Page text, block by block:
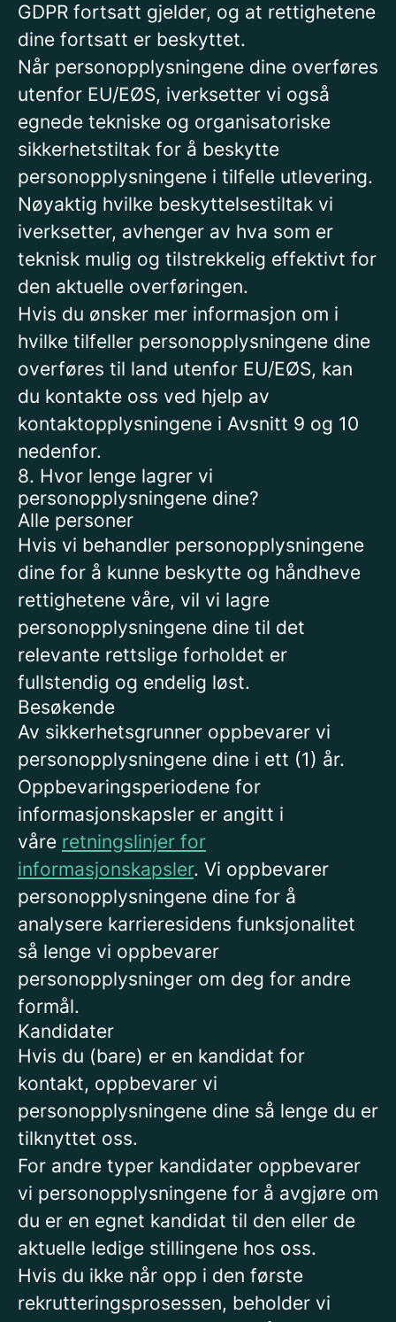
GDPR fortsatt gjelder, og at rettighetene
dine fortsatt er beskyttet.
Når personopplysningene dine overføres
utenfor EU/EØS, iverksetter vi også
egnede tekniske og organisatoriske
sikkerhetstiltak for å beskytte
personopplysningene i tilfelle utlevering.
Nøyaktig hvilke beskyttelsestiltak vi
iverksetter, avhenger av hva som er
teknisk mulig og tilstrekkelig effektivt for
den aktuelle overføringen.
Hvis du ønsker mer informasjon om i
hvilke tilfeller personopplysningene dine
overføres til land utenfor EU/EØS, kan
du kontakte oss ved hjelp av
kontaktopplysningene i Avsnitt 9 og 10
nedenfor.
8. Hvor lenge lagrer vi
personopplysningene dine?
Alle personer
Hvis vi behandler personopplysningene
dine for å kunne beskytte og håndheve
rettighetene våre, vil vi lagre
personopplysningene dine til det
relevante rettslige forholdet er
fullstendig og endelig løst.
Besøkende
Av sikkerhetsgrunner oppbevarer vi
personopplysningene dine i ett (1) år.
Oppbevaringsperiodene for
informasjonskapsler er angitt i
våre retningslinjer for
informasjonskapsler. Vi oppbevarer
personopplysningene dine for å
analysere karrieresidens funksjonalitet
så lenge vi oppbevarer
personopplysninger om deg for andre
formål.
Kandidater
Hvis du (bare) er en kandidat for
kontakt, oppbevarer vi
personopplysningene dine så lenge du er
tilknyttet oss.
For andre typer kandidater oppbevarer
vi personopplysningene for å avgjøre om
du er en egnet kandidat til den eller de
aktuelle ledige stillingene hos oss.
Hvis du ikke når opp i den første
rekrutteringsprosessen, beholder vi